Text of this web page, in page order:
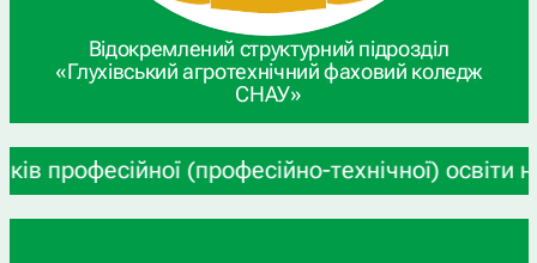
Відокремлений структурний підрозділ
«Глухівський агротехнічний фаховий коледж
СНАУ»
(професійно-технічної) освіти на